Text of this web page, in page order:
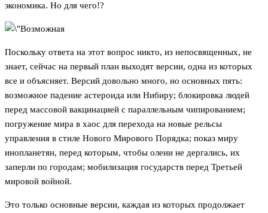
экономика. Но для чего!?
Поскольку ответа на этот вопрос никто, из непосвященных, не
знает, сейчас на первый план выходят версии, одна из которых
все и объясняет. Версий довольно много, но основных пять:
возможное падение астероида или Нибиру; блокировка людей
перед массовой вакцинацией с параллельным чипированием;
погружение мира в хаос для перехода на новые рельсы
управления в стиле Нового Мирового Порядка; показ миру
инопланетян, перед которым, чтобы олени не дергались, их
заперли по городам; мобилизация государств перед Третьей
мировой войной.
Это только основные версии, каждая из которых продолжает